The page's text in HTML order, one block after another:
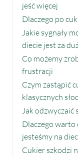
jeść więcej
Dlaczego po
Jakie sygnały
diecie jest za
Co możemy
frustracji
Czym zastąpić
klasycznych
Jak odzwyczaić
Dlaczego warto
jesteśmy na
Cukier szkodzi